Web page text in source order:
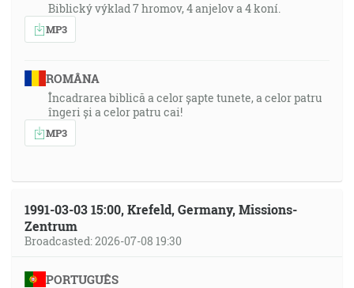
Biblický výklad 7 hromov, 4 anjelov a 4 koní.
MP3
ROMÂNA
Încadrarea biblică a celor șapte tunete, a celor patru
îngeri și a celor patru cai!
MP3
1991-03-03 15:00, Krefeld, Germany, Missions-
Zentrum
Broadcasted: 2026-07-08 19:30
PORTUGUÊS